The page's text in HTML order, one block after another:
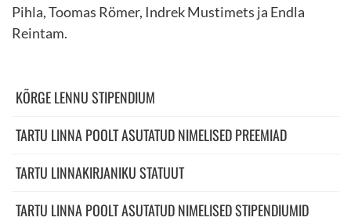
KÕRGE LENNU STIPENDIUM
TARTU LINNA POOLT ASUTATUD NIMELISED PREEMIAD
TARTU LINNAKIRJANIKU STATUUT
TARTU LINNA POOLT ASUTATUD NIMELISED STIPENDIUMID
Pihla, Toomas Römer, Indrek Mustimets ja Endla
Reintam.